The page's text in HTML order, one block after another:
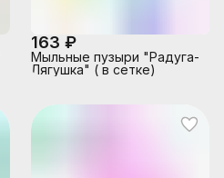
163 ₽
Мыльные пузыри "Радуга-
Лягушка" ( в сетке)